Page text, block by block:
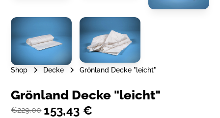
Shop Decke Grönland Decke "leicht"
Grönland Decke "leicht"
€229,00 153,43 €